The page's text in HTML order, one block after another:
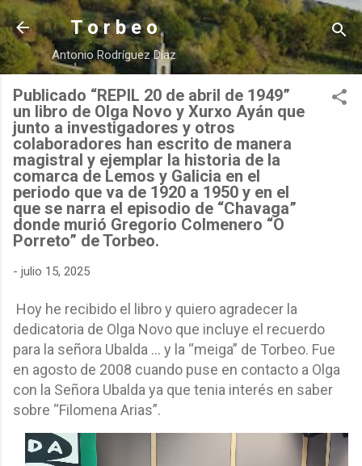
Ir al contenido principal
T o r b e o
Antonio Rodríguez Díaz
Publicado “REPIL 20 de abril de 1949”
un libro de Olga Novo y Xurxo Ayán que
junto a investigadores y otros
colaboradores han escrito de manera
magistral y ejemplar la historia de la
comarca de Lemos y Galicia en el
periodo que va de 1920 a 1950 y en el
que se narra el episodio de “Chavaga”
donde murió Gregorio Colmenero “O
Porreto” de Torbeo.
- julio 15, 2025
Hoy he recibido el libro y quiero agradecer la
dedicatoria de Olga Novo que incluye el recuerdo
para la señora Ubalda … y la “meiga” de Torbeo. Fue
en agosto de 2008 cuando puse en contacto a Olga
con la Señora Ubalda ya que tenia interés en saber
sobre “Filomena Arias”.